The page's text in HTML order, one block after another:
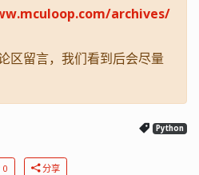
archives/
区留言，我们看到后会尽量
Python
0 分享